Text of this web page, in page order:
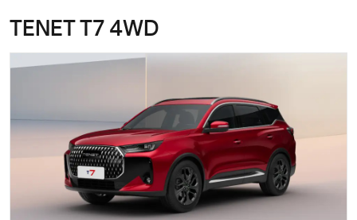
TENET T7 4WD